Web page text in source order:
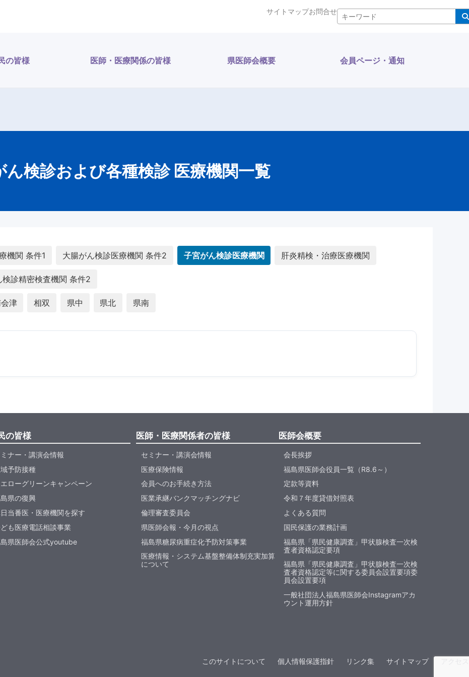
サイトマップお問合せ
検索
の皆様 医師・医療関係の皆様 県医師会概要 会員ページ・通知
ん検診および各種検診 医療機関一覧
機関 条件1 大腸がん検診医療機関 条件2 子宮がん検診医療機関 肝炎精検・治療医療機関
検診精密検査機関 条件2
津 相双 県中 県北 県南
の皆様
ナー・講演会情報
予防接種
ローグリーンキャンペーン
県の復興
当番医・医療機関を探す
も医療電話相談事業
県医師会公式youtube
医師・医療関係者の皆様
セミナー・講演会情報
医療保険情報
会員へのお手続き方法
医業承継バンクマッチングナビ
倫理審査委員会
県医師会報・今月の視点
福島県糖尿病重症化予防対策事業
医療情報・システム基盤整備体制充実加算
について
医師会概要
会長挨拶
福島県医師会役員一覧（R8.6～）
定款等資料
令和７年度貸借対照表
よくある質問
国民保護の業務計画
福島県「県民健康調査」甲状腺検査一次検
査者資格認定要項
福島県「県民健康調査」甲状腺検査一次検
査者資格認定等に関する委員会設置要項委
員会設置要項
一般社団法人福島県医師会Instagramアカ
ウント運用方針
このサイトについて 個人情報保護指針 リンク集 サイトマップ